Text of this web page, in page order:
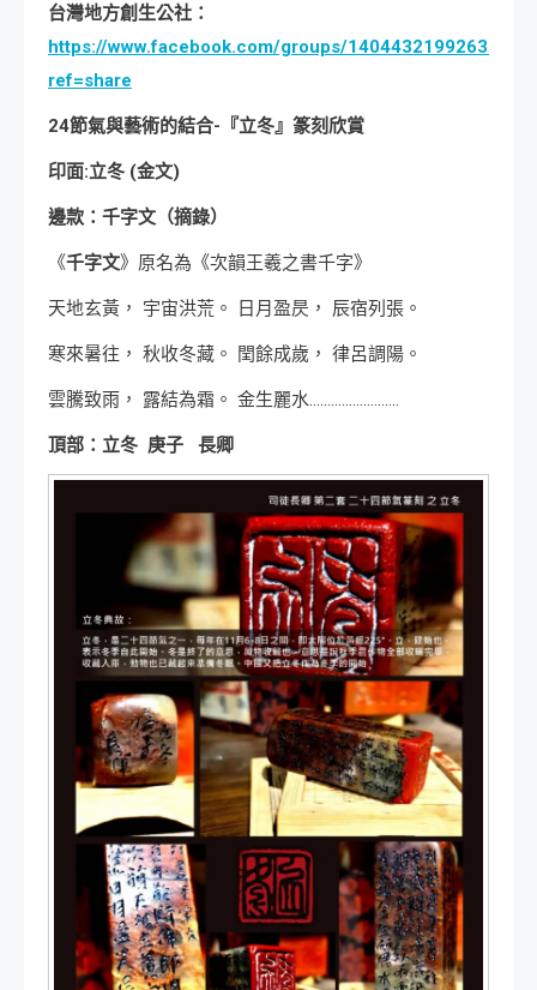
台灣地方創生公社：
https://www.facebook.com/groups/140443219926327/?
ref=share
24節氣與藝術的結合-『立冬』篆刻欣賞
印面:立冬 (金文)
邊款：千字文（摘錄）
《千字文》原名為《次韻王羲之書千字》
天地玄黃， 宇宙洪荒。 日月盈昃， 辰宿列張。
寒來暑往， 秋收冬藏。 閏餘成歲， 律呂調陽。
雲騰致雨， 露結為霜。 金生麗水…………………….
頂部：立冬 庚子 長卿